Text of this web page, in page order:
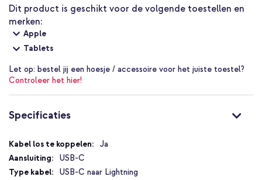
Waarom de Apple Bundel Lightning | USB-C Power Adapter 20
watt + USB-C naar Lightning kabel - 2 meter?
20W USB-C Power Adapter
USB-C naar Lightning-kabel – 2m
Tot 50% opladen in 30 min
Dataoverdracht tot 480 Mbps
Compatibel met sterke adapters
Originele Apple producten
Met 1 jaar garantie
Dit product is geschikt voor de volgende toestellen en
merken:
Apple
Tablets
Let op: bestel jij een hoesje / accessoire voor het juiste toestel?
Controleer het hier!
Specificaties
Specificaties
Ja
USB-C
USB-C naar Lightning